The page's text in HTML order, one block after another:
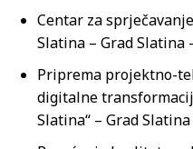
Centar za
Slatina – Grad Slatina
Priprema projektno-
digitalne
Slatina“ – Grad